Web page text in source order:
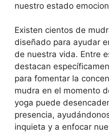
nuestro estado
Existen cientos de
diseñado para ayudar
de nuestra vida. Entre
destacan
para fomentar la
mudra en el momento
yoga puede
presencia,
inquieta y a enfocar